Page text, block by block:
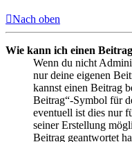
Nach oben
Wie kann ich einen
Wenn du nicht
nur deine eigenen
kannst einen Beitrag
Beitrag“-Symbol für
eventuell ist dies nur
seiner Erstellung
Beitrag geantwortet